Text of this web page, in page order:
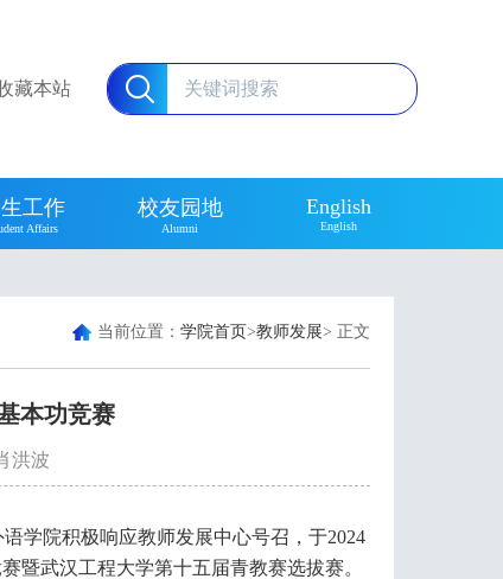
藏本站
工作
Affairs
校友园地
Alumni
English
English
当前位置： 学院首页>教师发展> 正文
本功竞赛
洪波
学院积极响应教师发展中心号召，于2024
暨武汉工程大学第十五届青教赛选拔赛。